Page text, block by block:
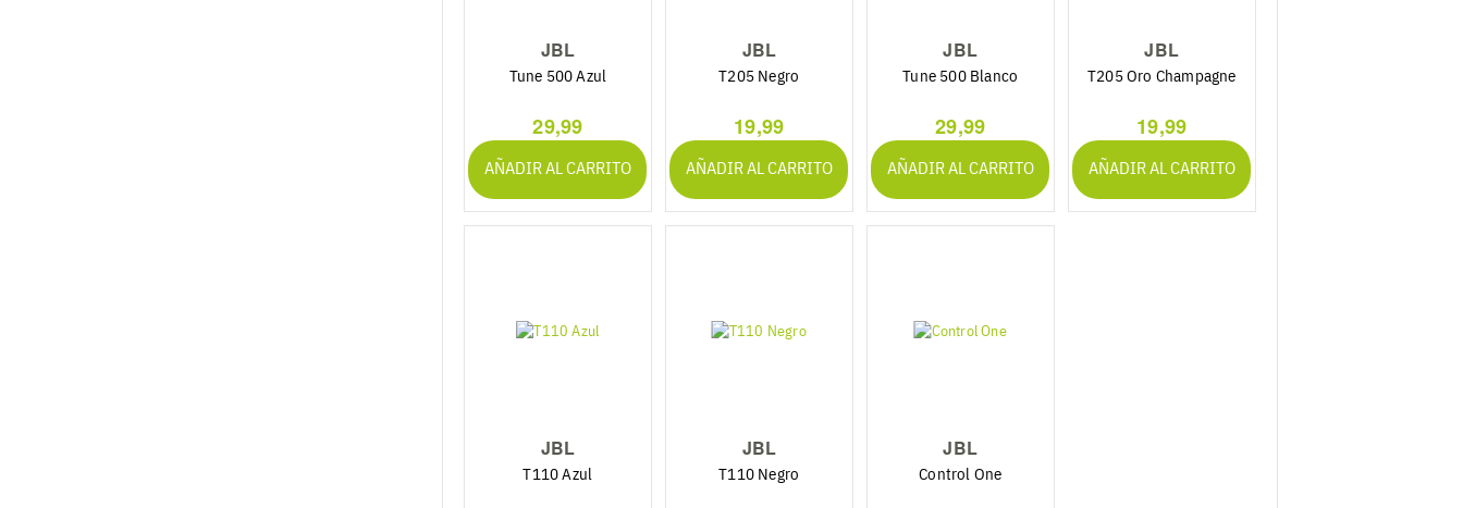
JBL
Tune 500 Azul
29,99
AÑADIR AL CARRITO
JBL
T205 Negro
19,99
AÑADIR AL CARRITO
JBL
Tune 500 Blanco
29,99
AÑADIR AL CARRITO
JBL
T205 Oro Champagne
19,99
AÑADIR AL CARRITO
JBL
T110 Azul
JBL
T110 Negro
JBL
Control One